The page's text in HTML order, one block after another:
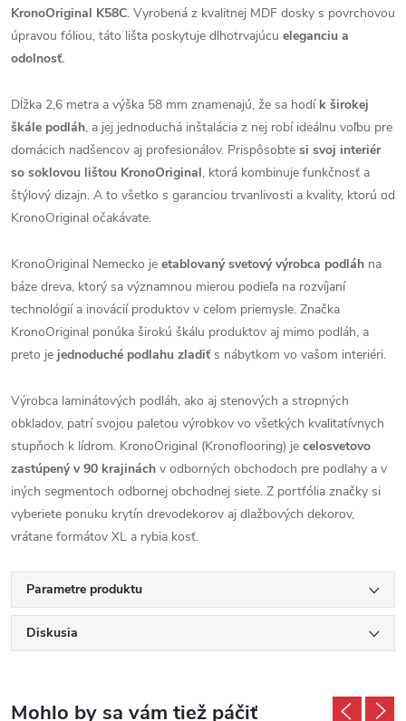
KronoOriginal K58C. Vyrobená z kvalitnej MDF dosky s povrchovou
úpravou fóliou, táto lišta poskytuje dlhotrvajúcu eleganciu a
odolnosť.
Dĺžka 2,6 metra a výška 58 mm znamenajú, že sa hodí k širokej
škále podláh, a jej jednoduchá inštalácia z nej robí ideálnu voľbu pre
domácich nadšencov aj profesionálov. Prispôsobte si svoj interiér
so soklovou lištou KronoOriginal, ktorá kombinuje funkčnosť a
štýlový dizajn. A to všetko s garanciou trvanlivosti a kvality, ktorú od
KronoOriginal očakávate.
KronoOriginal Nemecko je etablovaný svetový výrobca podláh na
báze dreva, ktorý sa významnou mierou podieľa na rozvíjaní
technológií a inovácií produktov v celom priemysle. Značka
KronoOriginal ponúka širokú škálu produktov aj mimo podláh, a
preto je jednoduché podlahu zladiť s nábytkom vo vašom interiéri.
Výrobca laminátových podláh, ako aj stenových a stropných
obkladov, patrí svojou paletou výrobkov vo všetkých kvalitatívnych
stupňoch k lídrom. KronoOriginal (Kronoflooring) je celosvetovo
zastúpený v 90 krajinách v odborných obchodoch pre podlahy a v
iných segmentoch odbornej obchodnej siete. Z portfólia značky si
vyberiete ponuku krytín drevodekorov aj dlažbových dekorov,
vrátane formátov XL a rybia kosť.
Parametre produktu
Diskusia